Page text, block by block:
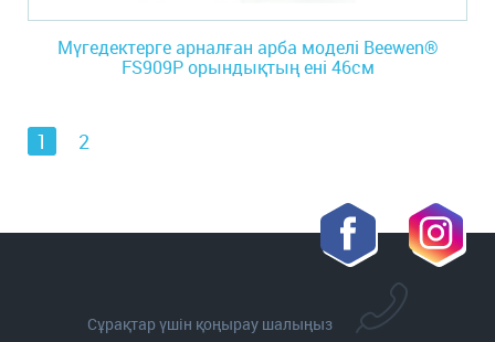
Мүгедектерге арналған арба моделі Beewen®
FS909P орындықтың ені 46см
1 2
Сұрақтар үшін қоңырау шалыңыз